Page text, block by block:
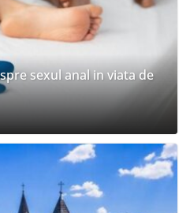
sexul anal in viata de